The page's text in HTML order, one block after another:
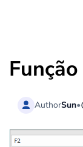
Função
AuthorSun•